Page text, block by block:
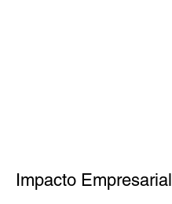
Impacto Empresarial